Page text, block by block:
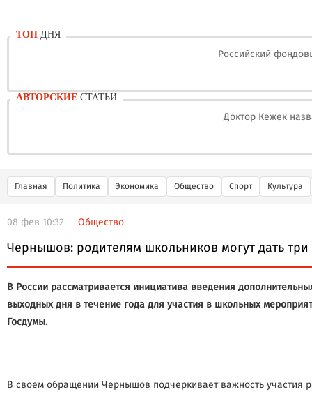
ТОП ДНЯ
Российский
АВТОРСКИЕ СТАТЬИ
Доктор Кежек
Главная Политика Экономика Общество Спорт Культура
08 фев 10:32 Общество
Чернышов: родителям школьников могут дать
В России рассматривается инициатива введения
выходных дня в течение года для участия в школьных
Госдумы.
В своем обращении Чернышов подчеркивает важность участия